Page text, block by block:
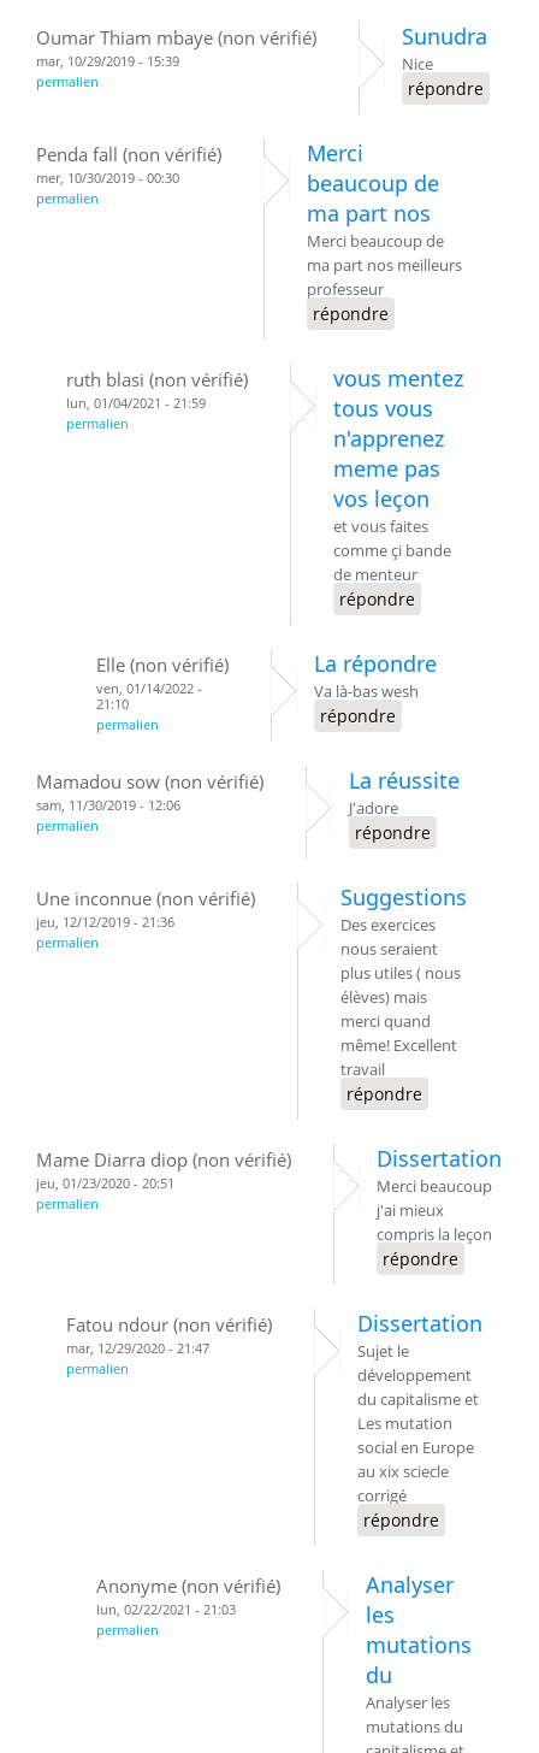
Oumar Thiam mbaye (non vérifié)
mar, 10/29/2019 - 15:39
permalien
Sunudra
Nice
répondre
Penda fall (non vérifié)
mer, 10/30/2019 - 00:30
permalien
Merci
beaucoup de
ma part nos
Merci beaucoup de
ma part nos meilleurs
professeur
répondre
ruth blasi (non vérifié)
lun, 01/04/2021 - 21:59
permalien
vous mentez
tous vous
n'apprenez
meme pas
vos leçon
et vous faites
comme çi bande
de menteur
répondre
Elle (non vérifié)
ven, 01/14/2022 -
21:10
permalien
La répondre
Va là-bas wesh
répondre
Mamadou sow (non vérifié)
sam, 11/30/2019 - 12:06
permalien
La réussite
J'adore
répondre
Une inconnue (non vérifié)
jeu, 12/12/2019 - 21:36
permalien
Suggestions
Des exercices
nous seraient
plus utiles ( nous
élèves) mais
merci quand
même! Excellent
travail
répondre
Mame Diarra diop (non vérifié)
jeu, 01/23/2020 - 20:51
permalien
Dissertation
Merci beaucoup
j'ai mieux
compris la leçon
répondre
Fatou ndour (non vérifié)
mar, 12/29/2020 - 21:47
permalien
Dissertation
Sujet le
développement
du capitalisme et
Les mutation
social en Europe
au xix sciecle
corrigé
répondre
Anonyme (non vérifié)
lun, 02/22/2021 - 21:03
permalien
Analyser
les
mutations
du
Analyser les
mutations du